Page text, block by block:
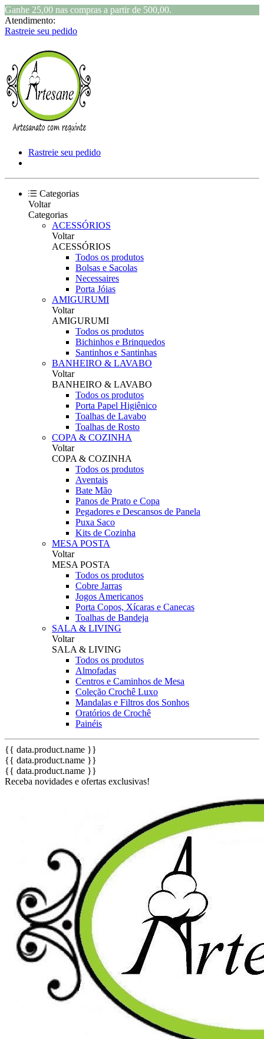
Ganhe 25,00 nas compras a partir de 500,00.
Atendimento:
Rastreie seu pedido
Rastreie seu pedido
Categorias
Voltar
Categorias
ACESSÓRIOS
Voltar
ACESSÓRIOS
Todos os produtos
Bolsas e Sacolas
Necessaires
Porta Jóias
AMIGURUMI
Voltar
AMIGURUMI
Todos os produtos
Bichinhos e Brinquedos
Santinhos e Santinhas
BANHEIRO & LAVABO
Voltar
BANHEIRO & LAVABO
Todos os produtos
Porta Papel Higiênico
Toalhas de Lavabo
Toalhas de Rosto
COPA & COZINHA
Voltar
COPA & COZINHA
Todos os produtos
Aventais
Bate Mão
Panos de Prato e Copa
Pegadores e Descansos de Panela
Puxa Saco
Kits de Cozinha
MESA POSTA
Voltar
MESA POSTA
Todos os produtos
Cobre Jarras
Jogos Americanos
Porta Copos, Xícaras e Canecas
Toalhas de Bandeja
SALA & LIVING
Voltar
SALA & LIVING
Todos os produtos
Almofadas
Centros e Caminhos de Mesa
Coleção Crochê Luxo
Mandalas e Filtros dos Sonhos
Oratórios de Crochê
Painéis
{{ data.product.name }}
{{ data.product.name }}
{{ data.product.name }}
Receba novidades e ofertas exclusivas!